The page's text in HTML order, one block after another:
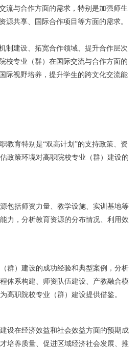
流与合作方面的需求，特别是加强师生
源共享、国际合作项目等方面的需求。
制建设、拓宽合作领域、提升合作层次
校专业（群）在国际交流与合作方面的
际视野培养，提升学生的跨文化交流能
教育特别是“双高计划”的支持政策、资
政策环境对高职院校专业（群）建设的
包括师资力量、教学设施、实训基地等
力，分析教育资源的分布情况、利用效
群）建设的成功经验和典型案例，分析
体系构建、师资队伍建设、产教融合模
高职院校专业（群）建设提供借鉴。
设在经济效益和社会效益方面的预期成
培养质量、促进区域经济社会发展、推